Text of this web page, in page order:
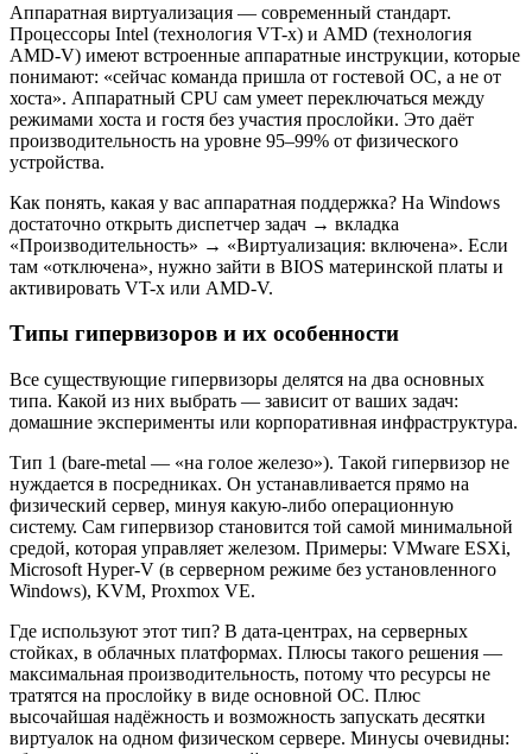
Аппаратная виртуализация — современный стандарт.
Процессоры Intel (технология VT-x) и AMD (технология
AMD-V) имеют встроенные аппаратные инструкции, которые
понимают: «сейчас команда пришла от гостевой ОС, а не от
хоста». Аппаратный CPU сам умеет переключаться между
режимами хоста и гостя без участия прослойки. Это даёт
производительность на уровне 95–99% от физического
устройства.
Как понять, какая у вас аппаратная поддержка? На Windows
достаточно открыть диспетчер задач → вкладка
«Производительность» → «Виртуализация: включена». Если
там «отключена», нужно зайти в BIOS материнской платы и
активировать VT-x или AMD-V.
Типы гипервизоров и их особенности
Все существующие гипервизоры делятся на два основных
типа. Какой из них выбрать — зависит от ваших задач:
домашние эксперименты или корпоративная инфраструктура.
Тип 1 (bare-metal — «на голое железо»). Такой гипервизор не
нуждается в посредниках. Он устанавливается прямо на
физический сервер, минуя какую-либо операционную
систему. Сам гипервизор становится той самой минимальной
средой, которая управляет железом. Примеры: VMware ESXi,
Microsoft Hyper-V (в серверном режиме без установленного
Windows), KVM, Proxmox VE.
Где используют этот тип? В дата-центрах, на серверных
стойках, в облачных платформах. Плюсы такого решения —
максимальная производительность, потому что ресурсы не
тратятся на прослойку в виде основной ОС. Плюс
высочайшая надёжность и возможность запускать десятки
виртуалок на одном физическом сервере. Минусы очевидны: